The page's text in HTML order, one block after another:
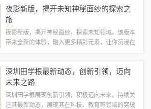
保护，打造独具特色的城市风貌。规划还将关...
夜影新版，揭开未知神秘面纱的探索之
旅
夜影新版，揭开神秘面纱，探索未知领域。该版本
带来全新的体验，融入更多精彩元素，让你沉浸在
生背景夜影新版是在传统影视文化基础上，结...
深圳田学根最新动态，创新引领，迈向
未来之路
深圳田学根展现创新引领，积极迈向未来。持续关
注其最新动态，展现其在科技、教育等领域的突破